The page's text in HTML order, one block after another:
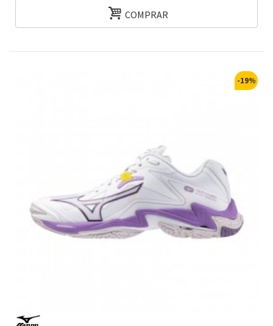
COMPRAR
-19%